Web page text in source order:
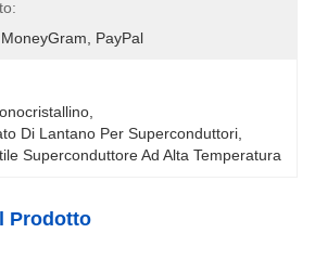
PayPal
Di Lantano Per Superconduttori
Superconduttore Ad Alta Temperatura
Prodotto